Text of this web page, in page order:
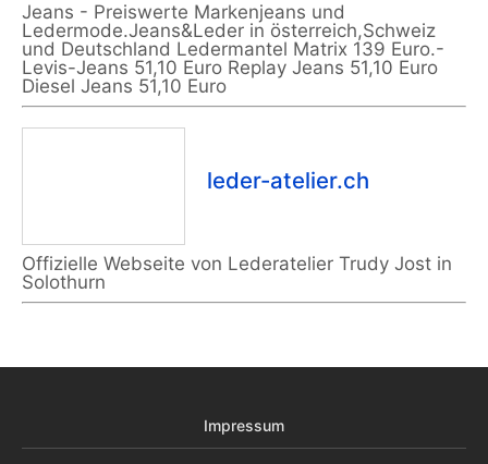
Jeans - Preiswerte Markenjeans und
Ledermode.Jeans&Leder in österreich,Schweiz
und Deutschland Ledermantel Matrix 139 Euro.-
Levis-Jeans 51,10 Euro Replay Jeans 51,10 Euro
Diesel Jeans 51,10 Euro
leder-atelier.ch
Offizielle Webseite von Lederatelier Trudy Jost in
Solothurn
Impressum